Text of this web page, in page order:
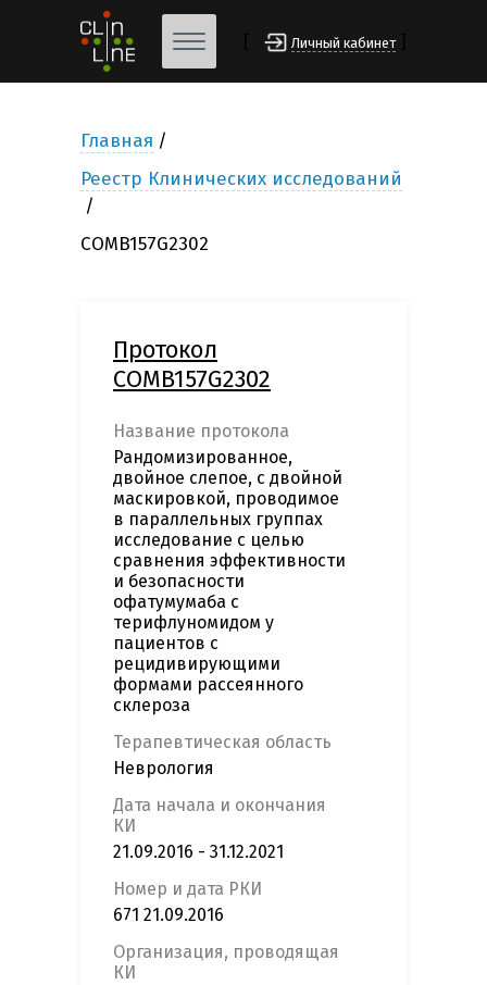
Личный кабинет
Главная
Реестр Клинических исследований
COMB157G2302
Протокол
COMB157G2302
Название протокола
Рандомизированное,
двойное слепое, с двойной
маскировкой, проводимое
в параллельных группах
исследование с целью
сравнения эффективности
и безопасности
офатумумаба с
терифлуномидом у
пациентов с
рецидивирующими
формами рассеянного
склероза
Терапевтическая область
Неврология
Дата начала и окончания
КИ
21.09.2016 - 31.12.2021
Номер и дата РКИ
671 21.09.2016
Организация, проводящая
КИ